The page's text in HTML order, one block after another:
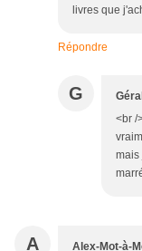
livres que
Répondre
G
<br /
mais
A Alex-Mot-à-